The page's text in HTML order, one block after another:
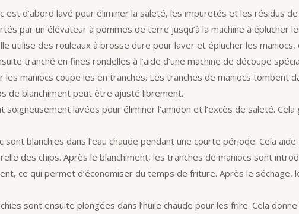
est d’abord lavé pour éliminer la saleté, les impuretés et les résidus
par un élévateur à pommes de terre jusqu’à la machine à éplucher
utilise des rouleaux à brosse dure pour laver et éplucher les
tranché en fines rondelles à l’aide d’une machine de découpe
maniocs coupe les en tranches. Les tranches de maniocs tombent
de blanchiment peut être ajusté librement.
soigneusement lavées pour éliminer l’amidon et l’excès de saleté.
sont blanchies dans l’eau chaude pendant une courte période. Cela
des chips. Après le blanchiment, les tranches de maniocs sont
ce qui permet d’économiser du temps de friture. Après le
sont ensuite plongées dans l’huile chaude pour les frire. Cela